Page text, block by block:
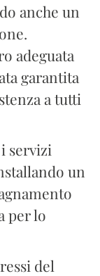
anche un
adeguata
garantita
a tutti
servizi
un
per lo
del